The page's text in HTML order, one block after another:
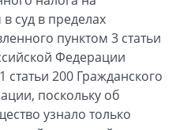
суд в пределах
пунктом 3 статьи
Федерации
статьи 200 Гражданского
поскольку об
узнало только